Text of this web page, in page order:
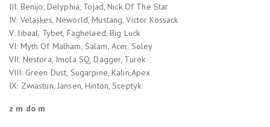
III: Benijo, Delyphia, Tojad, Nick Of The Star
IV: Velaskes, Neworld, Mustang, Victor Kossack
V: Jibaal, Tybet, Faghelaed, Big Luck
VI: Myth Of Malham, Salam, Acer, Soley
VII: Nestora, Imola SQ, Dagger, Turek
VIII: Green Dust, Sugarpine, Kalin,Apex
IX: Zwiastun, Jansen, Hinton, Sceptyk
z m do m